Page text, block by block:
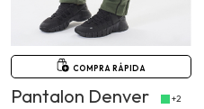
COMPRA RÁPIDA
Pantalon Denver +2